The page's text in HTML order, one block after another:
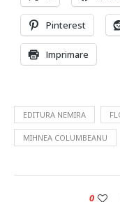
Pinterest
Imprimare
EDITURA NEMIRA
MIHNEA COLUMBEANU
0